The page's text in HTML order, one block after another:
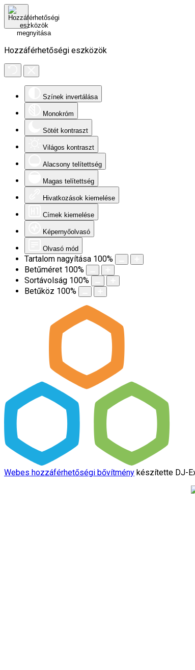
Hozzáférhetőségi eszközök
Színek invertálása
Monokróm
Sötét kontraszt
Világos kontraszt
Alacsony telítettség
Magas telítettség
Hivatkozások kiemelése
Címek kiemelése
Képernyőolvasó
Olvasó mód
Tartalom nagyítása 100%
Betűméret 100%
Sortávolság 100%
Betűköz 100%
Webes hozzáférhetőségi bővítmény készítette DJ-